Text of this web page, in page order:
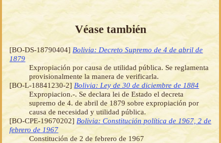
Véase también
[BO-DS-18790404] Bolivia: Decreto Supremo de 4 de abril de
1879
Expropiación por causa de utilidad pública. Se reglamenta
provisionalmente la manera de verificarla.
[BO-L-18841230-2] Bolivia: Ley de 30 de diciembre de 1884
Expropiacion.-. Se declara lei de Estado el decreta
supremo de 4. de abril de 1879 sobre expropiación por
causa de necesidad y utilidad pública.
[BO-CPE-19670202] Bolivia: Constitución política de 1967, 2 de
febrero de 1967
Constitución de 2 de febrero de 1967